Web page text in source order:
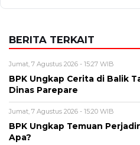
BERITA TERKAIT
Jumat, 7 Agustus 2026 - 15:27 WIB
BPK Ungkap Cerita di Balik
Dinas Parepare
Jumat, 7 Agustus 2026 - 15:20 WIB
BPK Ungkap Temuan
Apa?